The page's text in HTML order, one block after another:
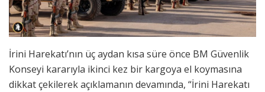
İrini Harekatı’nın üç aydan kısa süre önce BM Güvenlik
Konseyi kararıyla ikinci kez bir kargoya el koymasına
dikkat çekilerek açıklamanın devamında, “İrini Harekatı